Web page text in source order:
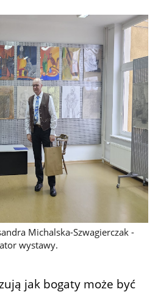
Michalska-Szwagierczak -
wystawy.
jak bogaty może być